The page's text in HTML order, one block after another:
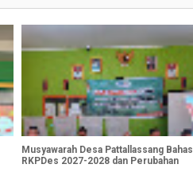
Musyawarah Desa Pattallassang Bahas
RKPDes 2027-2028 dan Perubahan